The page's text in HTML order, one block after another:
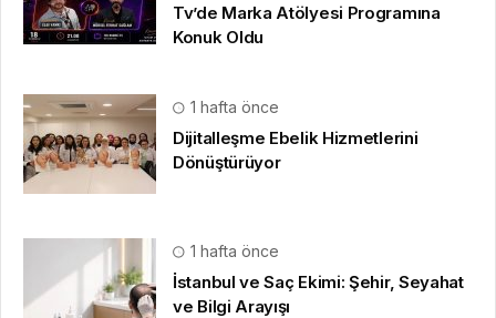
Tv’de Marka Atölyesi Programına
Konuk Oldu
1 hafta önce
Dijitalleşme Ebelik Hizmetlerini
Dönüştürüyor
1 hafta önce
İstanbul ve Saç Ekimi: Şehir, Seyahat
ve Bilgi Arayışı